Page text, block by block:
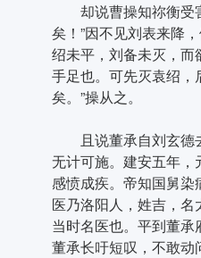
却说曹操知祢衡受
矣！”因不见刘表来降
绍未平，刘备未灭，
手足也。可先灭袁绍
矣。”操从之。
且说董承自刘玄德
无计可施。建安五年，
感愤成疾。帝知国舅
医乃洛阳人，姓吉，名
当时名医也。平到董
董承长吁短叹，不敢动